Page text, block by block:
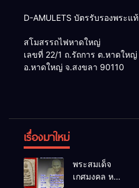
D-AMULETS บัตรรับรองพระแท้
สโมสรรถไฟหาดใหญ่
เลขที่ 22/1 ถ.รัถการ ต.หาดใหญ่
อ.หาดใหญ่ จ.สงขลา 90110
เรื่องมาใหม่
พระสมเด็จ
เกศมงคล หล